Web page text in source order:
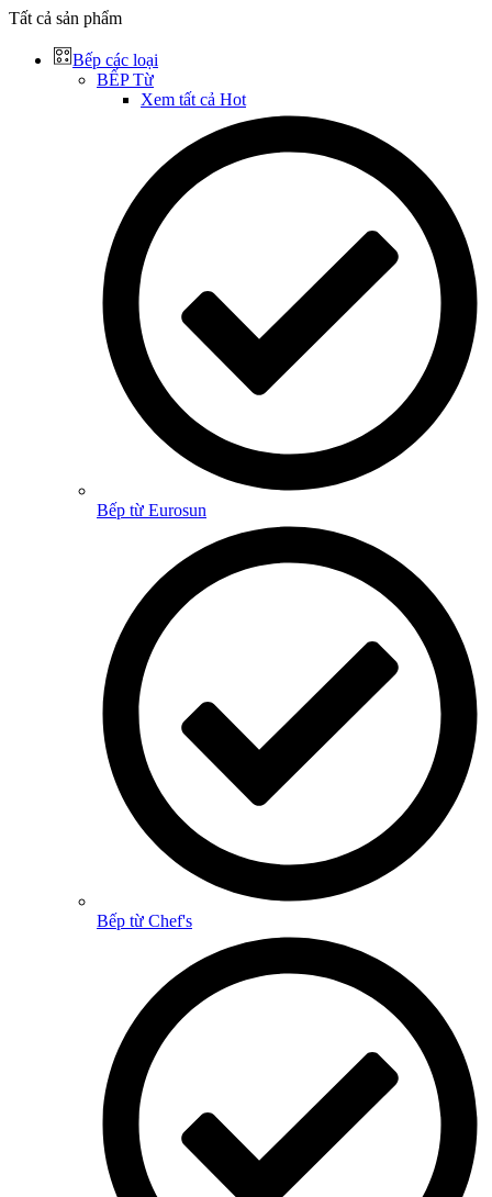
Tất cả sản phẩm
Bếp các loại
BẾP Từ
Xem tất cả Hot
Bếp từ Eurosun
Bếp từ Chef's